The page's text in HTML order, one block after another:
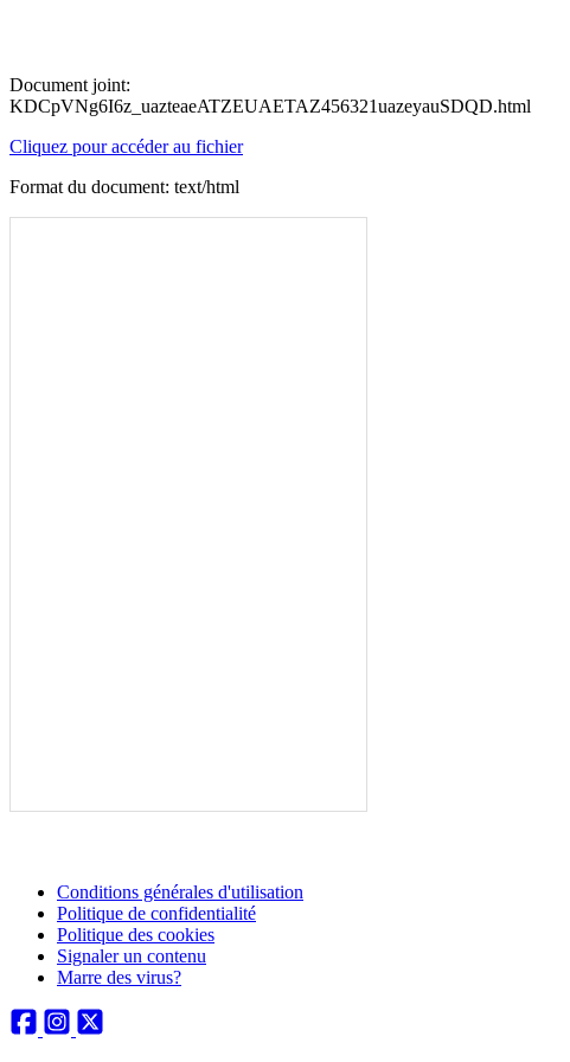
Document joint:
KDCpVNg6I6z_uazteaeATZEUAETAZ456321uazeyauSDQD.html
Cliquez pour accéder au fichier
Format du document: text/html
Conditions générales d'utilisation
Politique de confidentialité
Politique des cookies
Signaler un contenu
Marre des virus?